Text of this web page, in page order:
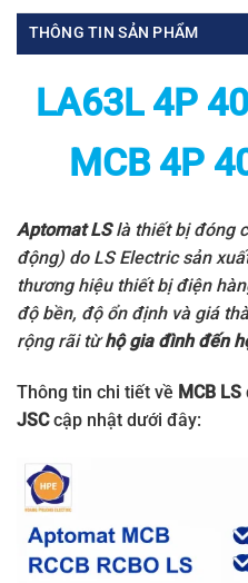
THÔNG TIN SẢN PHẨM
LA63L 4P
MCB 4P
Aptomat LSlà thiết bị đóng
động) do LS Electricsản
thương hiệu thiết bị điện
độ bền, độ ổn định và giá
rộng rãi từhộ gia đình đến
Thông tin chi tiết về MCB LS
JSCcập nhật dưới đây: